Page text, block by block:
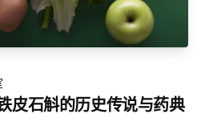
皮石斛的历史传说与药典